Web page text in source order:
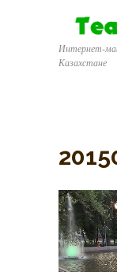
Интернет-
Казахстане